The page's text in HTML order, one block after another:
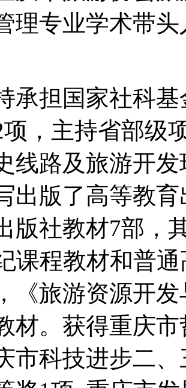
理专业学术带
担国家社科基
，主持省部级
线路及旅游开
出版了高等教
版社教材7部，
课程教材和普
《旅游资源开
材。获得重庆
市科技进步二